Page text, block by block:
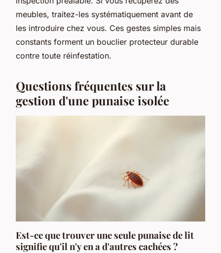
meubles, traitez-les systématiquement avant de
les introduire chez vous. Ces gestes simples mais
constants forment un bouclier protecteur durable
contre toute réinfestation.
Questions fréquentes sur la
gestion d'une punaise isolée
Est-ce que trouver une seule punaise de lit
signifie qu'il n'y en a d'autres cachées ?